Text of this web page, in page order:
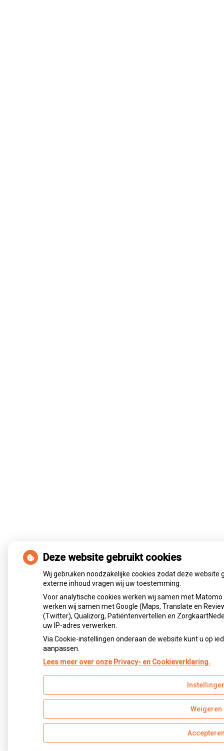
Deze website gebruikt cookies
Wij gebruiken noodzakelijke cookies zodat deze website
externe inhoud vragen wij uw toestemming.
Voor analytische cookies werken wij samen met
werken wij samen met Google (Maps, Translate en
(Twitter), Qualizorg, Patiëntenvertellen en
uw IP-adres verwerken.
Via Cookie-instellingen onderaan de website kunt u op
aanpassen.
Lees meer over onze Privacy- en Cookieverklaring.
Weigeren